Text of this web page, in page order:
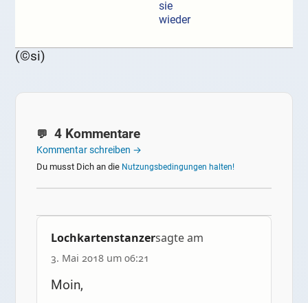
sie
wieder
(©si)
4 Kommentare
Kommentar schreiben →
Du musst Dich an die Nutzungsbedingungen halten!
Lochkartenstanzersagte am
3. Mai 2018 um 06:21
Moin,